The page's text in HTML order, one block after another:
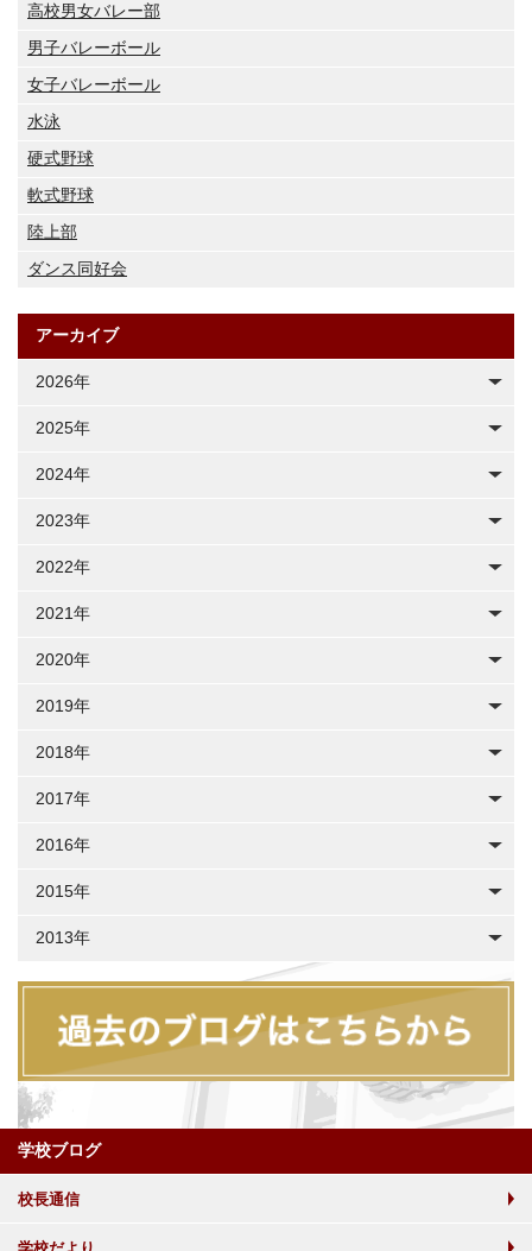
高校男女バレー部
男子バレーボール
女子バレーボール
水泳
硬式野球
軟式野球
陸上部
ダンス同好会
アーカイブ
2026年
2025年
2024年
2023年
2022年
2021年
2020年
2019年
2018年
2017年
2016年
2015年
2013年
学校ブログ
校長通信